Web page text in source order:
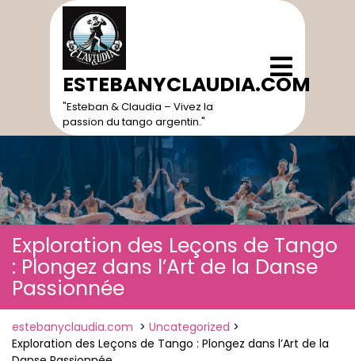
ESTEBANYCLAUDIA.COM
"Esteban & Claudia – Vivez la
passion du tango argentin."
Open
Menu
Exploration des Leçons de Tango
: Plongez dans l’Art de la Danse
Passionnée
estebanyclaudia.com > Uncategorized >
Exploration des Leçons de Tango : Plongez dans l’Art de la